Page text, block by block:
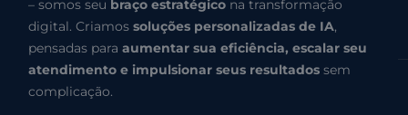
– somos seu braço estratégico na transformação
digital. Criamossoluções personalizadas de IA,
pensadas paraaumentar sua eficiência, escalar seu
atendimento e impulsionar seus resultados sem
complicação.